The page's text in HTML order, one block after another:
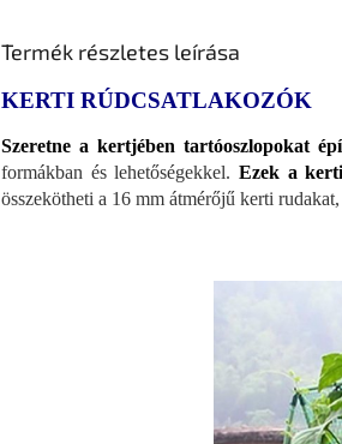
Termék részletes leírása
KERTI RÚDCSATLAKOZÓK
Szeretne a kertjében tartóoszlopokat
formákban és lehetőségekkel. Ezek a
összekötheti a 16 mm átmérőjű kerti